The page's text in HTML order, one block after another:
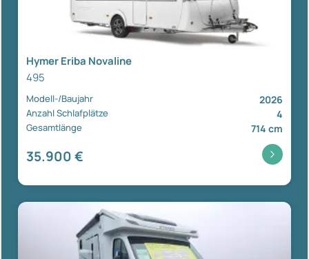
Hymer Eriba Novaline
495
Modell-/Baujahr 2026
Anzahl Schlafplätze 4
Gesamtlänge 714 cm
35.900 €